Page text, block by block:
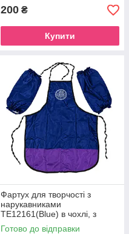
200 ₴
Купити
Фартух для творчості з
нарукавниками
ТЕ12161(Blue) в чохлі, з
малюнком, зріст 128 см
Готово до відправки